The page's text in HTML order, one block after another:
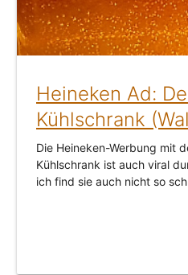
Heineken Ad:
Kühlschrank
Die Heineken-Werbung mit
Kühlschrank ist auch viral
ich find sie auch nicht so